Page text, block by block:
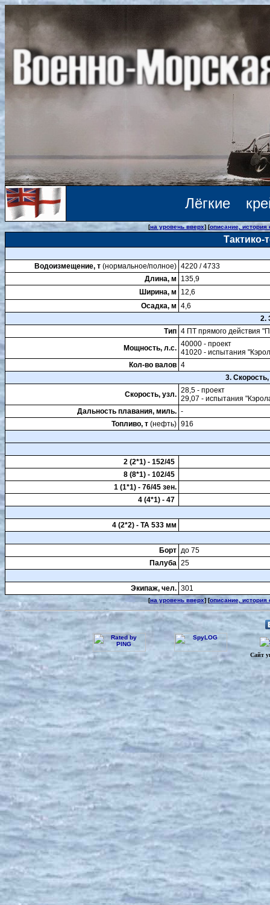
Лёгкие
[на уровень вверх] [описание,
Тактико-
Водоизмещение, т (нормальное/полное) 4220 / 4733
Длина, м
135,9
Ширина, м
12,6
Осадка, м 4,6
2.
Тип 4 ПТ прямого действия
Мощность, л.с. 40000 - проект
41020 - испытания
Кол-во валов 4
3.
Скорость, узл. 28,5 - проект
29,07 - испытания
Дальность плавания, миль. -
Топливо, т (нефть) 916
2 (2*1) - 152/45
8 (8*1) - 102/45
1 (1*1) - 76/45 зен.
4 (4*1) - 47
4 (2*2) - ТА 533 мм
Борт до 75
Палуба 25
Экипаж, чел. 301
[на уровень вверх] [описание,
Сайт